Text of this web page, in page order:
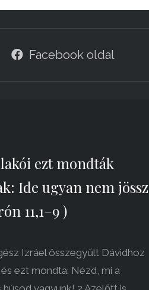
Facebook oldal
lakói ezt mondták
Ide ugyan nem jössz
11,1–9 )
Izráel összegyűlt Dávidhoz
ezt mondta: Nézd, mi a